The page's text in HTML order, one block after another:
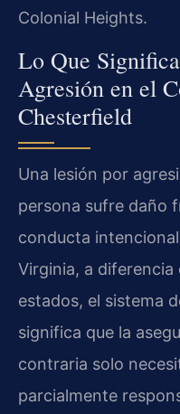
Colonial Heights.
Lo Que
Agresión en el
Chesterfield
Una lesión por
persona sufre daño
conducta
Virginia, a diferencia
estados, el sistema
significa que la
contraria solo
parcialmente